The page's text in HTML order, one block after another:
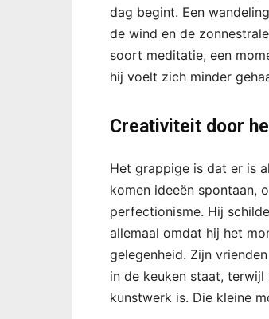
dag begint. Een
de wind en de
soort meditatie, een
hij voelt zich minder
Creativiteit door
Het grappige is dat er is
komen ideeën spontaan,
perfectionisme. Hij
allemaal omdat hij het
gelegenheid. Zijn
in de keuken staat,
kunstwerk is. Die kleine